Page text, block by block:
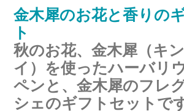
金木犀のお花と香りの
ト
秋のお花、金木犀（キ
イ）を使ったハーバリ
ペンと、金木犀のフレ
シェのギフトセットで